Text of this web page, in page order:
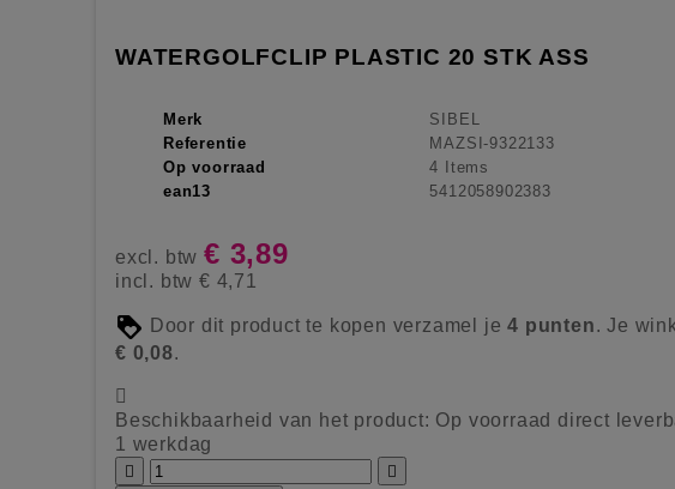
WATERGOLFCLIP PLASTIC 20 STK ASS
Merk
SIBEL
Referentie
MAZSI-9322133
Op voorraad
4 Items
ean13
5412058902383
excl. btw € 3,89
incl. btw € 4,71
Door dit product te kopen verzamel je4 punten. Je
€ 0,08.

Beschikbaarheid van het product: Op voorraad direct
1 werkdag

